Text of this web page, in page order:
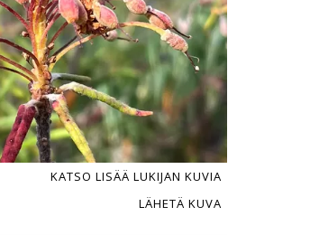
KATSO LISÄÄ LUKIJAN KUVIA
LÄHETÄ KUVA